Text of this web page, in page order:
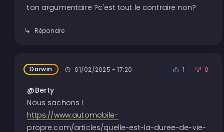
ton argumentaire ?c'est tout le contraire non?
Répondre
Darwin 01/02/2025 - 17:20 1 0
@Berty
Nous sachons !
https://www.automobile-
propre.com/articles/quelle-est-la-duree-de-vie-